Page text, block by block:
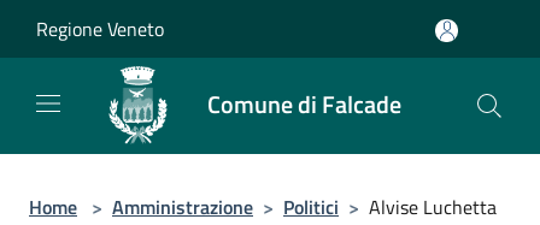
Regione Veneto
Comune di Falcade
Home > Amministrazione > Politici > Alvise Luchetta